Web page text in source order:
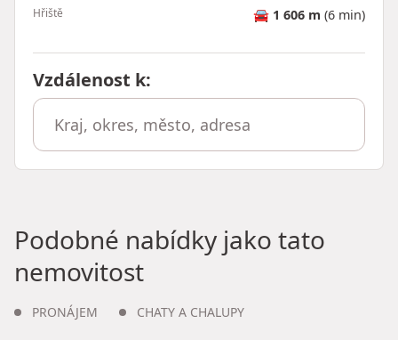
Hřiště 🚘 1 606 m (6 min)
Vzdálenost k:
Podobné nabídky jako tato
nemovitost
PRONÁJEM CHATY A CHALUPY